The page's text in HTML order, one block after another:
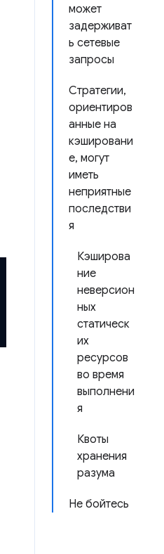
может
задерживат
ь сетевые
запросы
Стратегии,
ориентиров
анные на
кэшировани
е, могут
иметь
неприятные
последстви
я
Кэширова
ние
неверсион
ных
статическ
их
ресурсов
во время
выполнени
я
Квоты
хранения
разума
Не бойтесь